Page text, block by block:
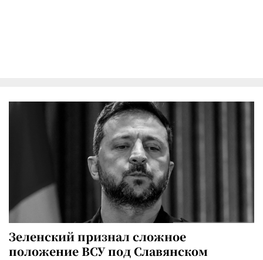
Зеленский признал сложное
положение ВСУ под Славянском